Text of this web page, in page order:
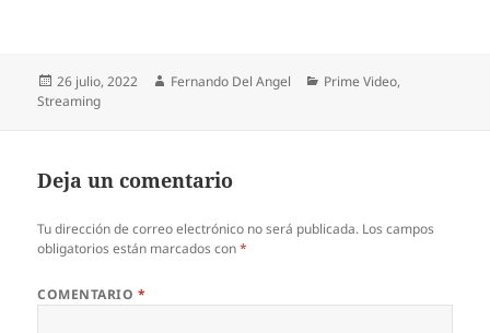
Publicado
el
26 julio, 2022 Autor
Fernando Del Angel Categorías
Prime Video,
Streaming
Deja un comentario
Tu dirección de correo electrónico no será publicada. Los campos
obligatorios están marcados con*
COMENTARIO *